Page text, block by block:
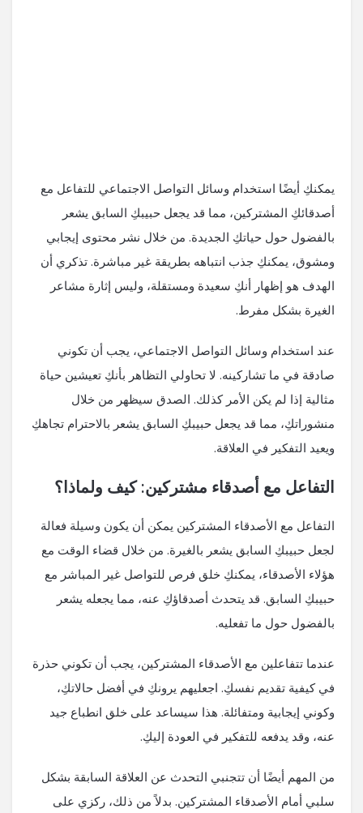
يمكنكِ أيضًا استخدام وسائل التواصل الاجتماعي للتفاعل مع
أصدقائكِ المشتركين، مما قد يجعل حبيبكِ السابق يشعر
بالفضول حول حياتكِ الجديدة. من خلال نشر محتوى إيجابي
ومشوق، يمكنكِ جذب انتباهه بطريقة غير مباشرة. تذكري أن
الهدف هو إظهار أنكِ سعيدة ومستقلة، وليس إثارة مشاعر
الغيرة بشكل مفرط.
عند استخدام وسائل التواصل الاجتماعي، يجب أن تكوني
صادقة في ما تشاركينه. لا تحاولي التظاهر بأنكِ تعيشين حياة
مثالية إذا لم يكن الأمر كذلك. الصدق سيظهر من خلال
منشوراتكِ، مما قد يجعل حبيبكِ السابق يشعر بالاحترام تجاهكِ
ويعيد التفكير في العلاقة.
التفاعل مع أصدقاء مشتركين: كيف ولماذا؟
التفاعل مع الأصدقاء المشتركين يمكن أن يكون وسيلة فعالة
لجعل حبيبكِ السابق يشعر بالغيرة. من خلال قضاء الوقت مع
هؤلاء الأصدقاء، يمكنكِ خلق فرص للتواصل غير المباشر مع
حبيبكِ السابق. قد يتحدث أصدقاؤكِ عنه، مما يجعله يشعر
بالفضول حول ما تفعليه.
عندما تتفاعلين مع الأصدقاء المشتركين، يجب أن تكوني حذرة
في كيفية تقديم نفسكِ. اجعليهم يرونكِ في أفضل حالاتكِ،
وكوني إيجابية ومتفائلة. هذا سيساعد على خلق انطباع جيد
عنه، وقد يدفعه للتفكير في العودة إليكِ.
من المهم أيضًا أن تتجنبي التحدث عن العلاقة السابقة بشكل
سلبي أمام الأصدقاء المشتركين. بدلاً من ذلك، ركزي على